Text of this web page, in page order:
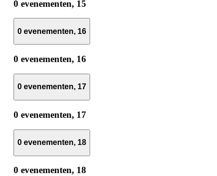
0 evenementen, 15
0 evenementen, 16
0 evenementen, 16
0 evenementen, 17
0 evenementen, 17
0 evenementen, 18
0 evenementen, 18